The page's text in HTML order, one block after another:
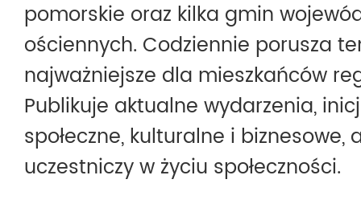
pomorskie oraz kilka gmin
ościennych. Codziennie porusza
najważniejsze dla mieszkańców
Publikuje aktualne wydarzenia,
społeczne, kulturalne i biznesowe,
uczestniczy w życiu społeczności.